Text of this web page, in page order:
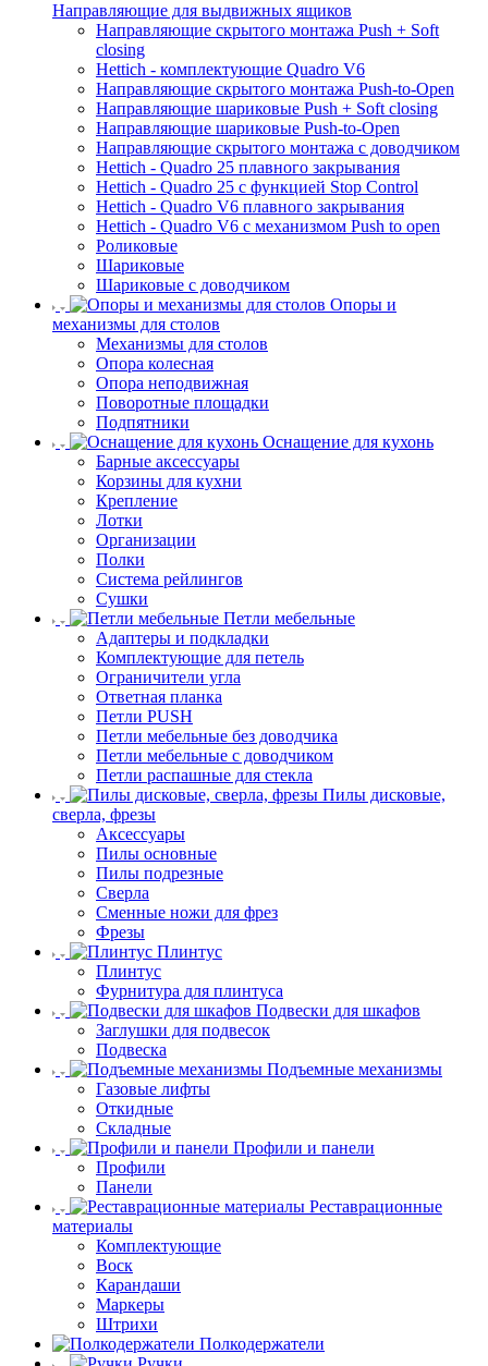
Направляющие для выдвижных ящиков
Направляющие скрытого монтажа Push + Soft
closing
Hettich - комплектующие Quadro V6
Направляющие скрытого монтажа Push-to-Open
Направляющие шариковые Push + Soft closing
Направляющие шариковые Push-to-Open
Направляющие скрытого монтажа с доводчиком
Hettich - Quadro 25 плавного закрывания
Hettich - Quadro 25 с функцией Stop Control
Hettich - Quadro V6 плавного закрывания
Hettich - Quadro V6 с механизмом Push to open
Роликовые
Шариковые
Шариковые с доводчиком
Опоры и
механизмы для столов
Механизмы для столов
Опора колесная
Опора неподвижная
Поворотные площадки
Подпятники
Оснащение для кухонь
Барные аксессуары
Корзины для кухни
Крепление
Лотки
Организации
Полки
Система рейлингов
Сушки
Петли мебельные
Адаптеры и подкладки
Комплектующие для петель
Ограничители угла
Ответная планка
Петли PUSH
Петли мебельные без доводчика
Петли мебельные с доводчиком
Петли распашные для стекла
Пилы дисковые,
сверла, фрезы
Аксессуары
Пилы основные
Пилы подрезные
Сверла
Сменные ножи для фрез
Фрезы
Плинтус
Плинтус
Фурнитура для плинтуса
Подвески для шкафов
Заглушки для подвесок
Подвеска
Подъемные механизмы
Газовые лифты
Откидные
Складные
Профили и панели
Профили
Панели
Реставрационные
материалы
Комплектующие
Воск
Карандаши
Маркеры
Штрихи
Полкодержатели